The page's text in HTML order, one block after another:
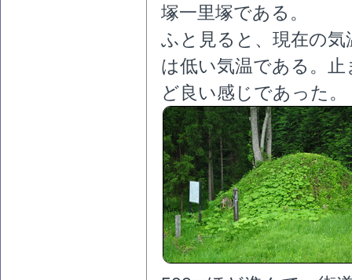
塚一里塚である。
ふと見ると、現在の
は低い気温である。
ど良い感じであった。